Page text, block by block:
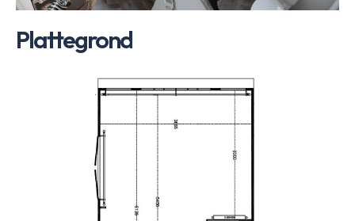
Plattegrond